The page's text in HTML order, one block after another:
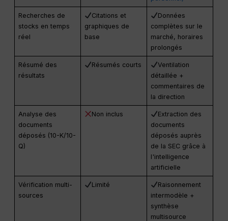
Recherches de
stocks en temps
réel
Citations et
graphiques de
base
Données
complètes sur le
marché, horaires
prolongés
Résumé des
résultats
Résumés courts
Ventilation
détaillée +
commentaires de
la direction
Analyse des
documents
déposés (10-K/10-
Q)
Non inclus
Extraction des
documents
déposés auprès
de la SEC grâce à
l'intelligence
artificielle
Vérification multi-
sources
Limité
Raisonnement
intermodèle +
synthèse
multisource